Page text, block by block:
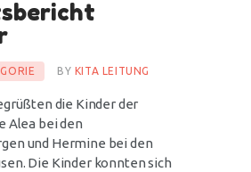
BY KITA LEITUNG
die Kinder der
Alea bei den
und Hermine bei den
Die Kinder konnten sich